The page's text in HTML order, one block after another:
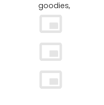
goodies,